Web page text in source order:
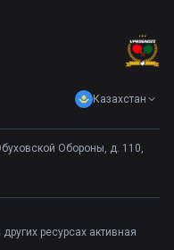
Казахстан
Обороны, д. 110,
ресурсах активная